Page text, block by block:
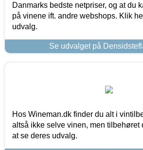
Danmarks bedste netpriser, og at du
på vinene ift. andre webshops. Klik
udvalg.
Se udvalget på
Hos Wineman.dk finder du alt i
altså ikke selve vinen, men tilbehøret
at se deres udvalg.